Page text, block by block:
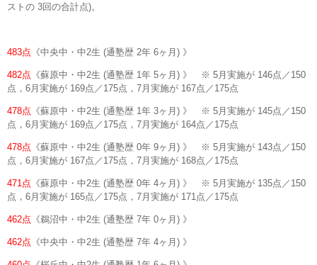
ストの 3回の合計点)。
483点 《中央中・中2生 (通塾歴 2年 6ヶ月) 》
482点 《蘇原中・中2生 (通塾歴 1年 5ヶ月) 》 ※ 5月実施が 146点／150
点，6月実施が 169点／175点，7月実施が 167点／175点
478点 《蘇原中・中2生 (通塾歴 1年 3ヶ月) 》 ※ 5月実施が 145点／150
点，6月実施が 169点／175点，7月実施が 164点／175点
478点 《蘇原中・中2生 (通塾歴 0年 9ヶ月) 》 ※ 5月実施が 143点／150
点，6月実施が 167点／175点，7月実施が 168点／175点
471点 《蘇原中・中2生 (通塾歴 0年 4ヶ月) 》 ※ 5月実施が 135点／150
点，6月実施が 165点／175点，7月実施が 171点／175点
462点 《鵜沼中・中2生 (通塾歴 7年 0ヶ月) 》
462点 《中央中・中2生 (通塾歴 7年 4ヶ月) 》